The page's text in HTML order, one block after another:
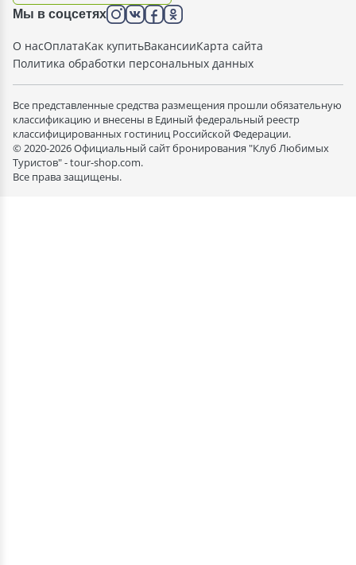
Мы в соцсетях
О насОплатаКак купитьВакансииКарта сайта
Политика обработки персональных данных
Все представленные средства размещения прошли обязательную
классификацию и внесены в Единый федеральный реестр
классифицированных гостиниц Российской Федерации.
© 2020-2026 Официальный сайт бронирования "Клуб Любимых
Туристов" - tour-shop.com.
Все права защищены.